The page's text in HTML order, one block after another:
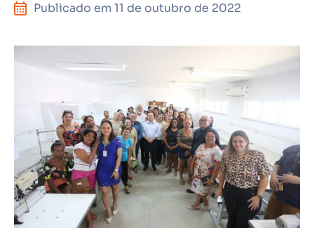
Publicado em 11 de outubro de 2022